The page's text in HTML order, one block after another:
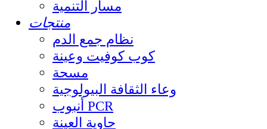
مسار التنمية
منتجات
نظام جمع الدم
كوب كوفيت وعينة
مسحة
وعاء الثقافة البيولوجية
أنبوب PCR
حاوية العينة